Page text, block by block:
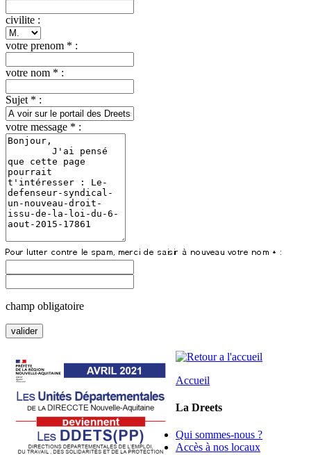
civilite :
votre prenom * :
votre nom * :
Sujet * :
votre message * :
champ obligatoire
Accueil
La Dreets
Qui sommes-nous ?
Accès à nos locaux